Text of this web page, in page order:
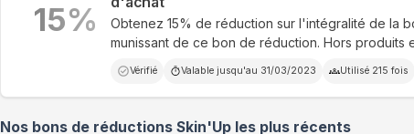
Obtenez 15% de réduction sur l'intégralité de la
munissant de ce bon de réduction. Hors produits
Vérifié Valable jusqu'au 31/03/2023 Utilisé 215 fois
15%
Nos bons de réductions Skin'Up les plus récents